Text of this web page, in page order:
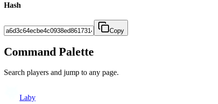
Hash
Copy
Command Palette
Search players and jump to any page.
Laby